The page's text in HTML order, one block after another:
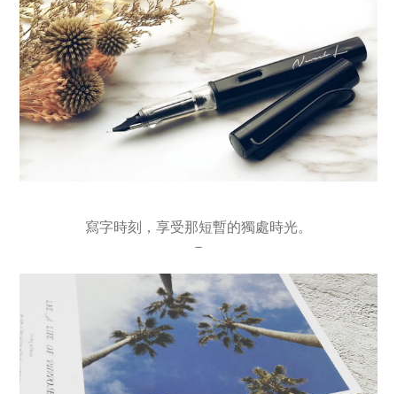
寫字時刻，享受那短暫的獨處時光。
－